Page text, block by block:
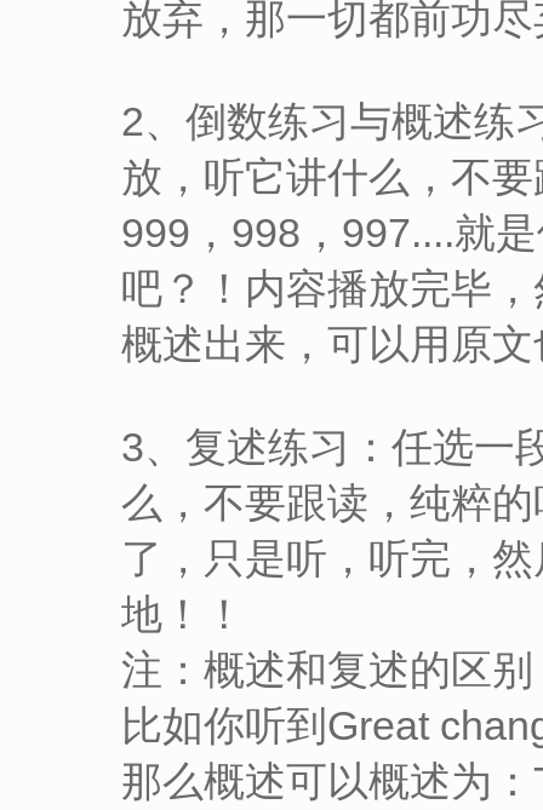
放弃，那一切都前功
2、倒数练习与概述练
放，听它讲什么，不
999，998，997....就
吧？！内容播放完毕
概述出来，可以用原
3、复述练习：任选一
么，不要跟读，纯粹
了，只是听，听完，
地！！
注：概述和复述的区
比如你听到Great
那么概述可以概述为